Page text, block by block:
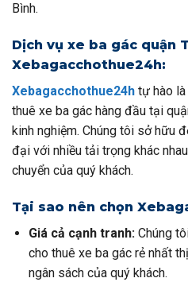
Bình.
Dịch vụ xe ba gác quận
Xebagacchothue24h:
Xebagacchothue24h tự hào
thuê xe ba gác hàng đầu tại
kinh nghiệm. Chúng tôi sở hữu
đại với nhiều tải trọng khác
chuyển của quý khách.
Tại sao nên chọn
Giá cả cạnh tranh:Chúng
cho thuê xe ba gác rẻ nhất
ngân sách của quý khách.